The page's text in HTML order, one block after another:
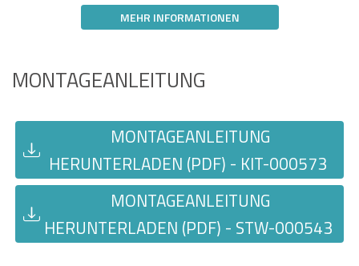
MEHR INFORMATIONEN
MONTAGEANLEITUNG
MONTAGEANLEITUNG
HERUNTERLADEN (PDF) - KIT-000573
MONTAGEANLEITUNG
HERUNTERLADEN (PDF) - STW-000543